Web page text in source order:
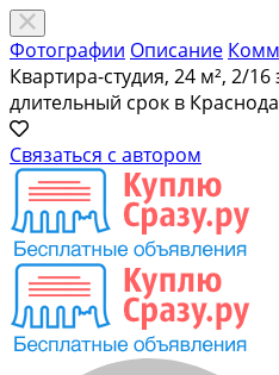
Фотографии Описание
Квартира-студия, 24 м², 2/16
длительный срок в
Связаться с автором